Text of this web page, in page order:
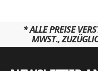
* ALLE PREISE
MWST.,